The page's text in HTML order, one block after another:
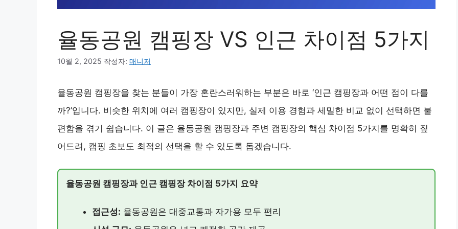
율동공원 캠핑장 VS 인근 차이점 5가지
10월 2, 2025 작성자: 매니저
율동공원 캠핑장을 찾는 분들이 가장 혼란스러워하는 부분은 바로 ‘인근 캠핑장과 어떤 점이 다를
까?’입니다. 비슷한 위치에 여러 캠핑장이 있지만, 실제 이용 경험과 세밀한 비교 없이 선택하면 불
편함을 겪기 쉽습니다. 이 글은 율동공원 캠핑장과 주변 캠핑장의 핵심 차이점 5가지를 명확히 짚
어드려, 캠핑 초보도 최적의 선택을 할 수 있도록 돕겠습니다.
율동공원 캠핑장과 인근 캠핑장 차이점 5가지 요약
접근성: 율동공원은 대중교통과 자가용 모두 편리